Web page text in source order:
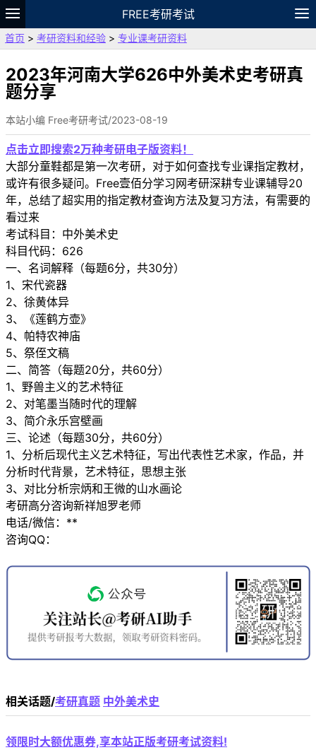
FREE考研考试
题库
故事 专题 APP
VIP
资料
首页 > 考研资料和经验 > 专业课考研资料
2023年河南大学626中外美术史考研真
题分享
本站小编 Free考研考试/2023-08-19
点击立即搜索2万种考研电子版资料！
大部分童鞋都是第一次考研，对于如何查找专业课指定教材，
或许有很多疑问。Free壹佰分学习网考研深耕专业课辅导20
年，总结了超实用的指定教材查询方法及复习方法，有需要的
看过来
考试科目：中外美术史
科目代码：626
一、名词解释（每题6分，共30分）
1、宋代瓷器
2、徐黄体异
3、《莲鹤方壶》
4、帕特农神庙
5、祭侄文稿
二、简答（每题20分，共60分）
1、野兽主义的艺术特征
2、对笔墨当随时代的理解
3、简介永乐宫壁画
三、论述（每题30分，共60分）
1、分析后现代主义艺术特征，写出代表性艺术家，作品，并
分析时代背景，艺术特征，思想主张
3、对比分析宗炳和王微的山水画论
考研高分咨询新祥旭罗老师
电话/微信：**
咨询QQ：
相关话题/考研真题 中外美术史
领限时大额优惠券,享本站正版考研考试资料!